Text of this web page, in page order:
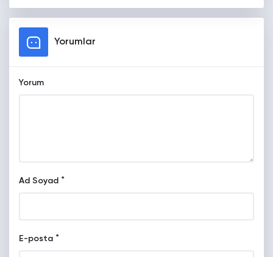
Yorumlar
Yorum
Ad Soyad *
E-posta *